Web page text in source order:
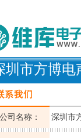
圳市方博电
公司名称： 深圳市